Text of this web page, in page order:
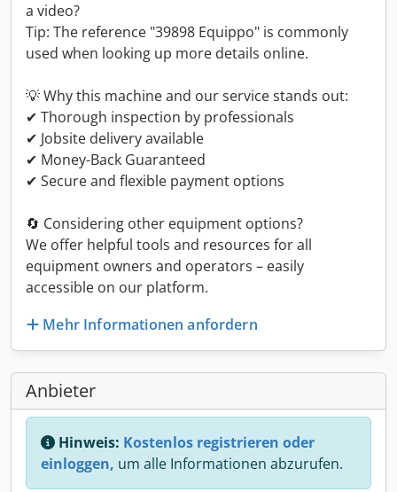
a video?
Tip: The reference "39898 Equippo" is commonly
used when looking up more details online.
💡 Why this machine and our service stands out:
✔ Thorough inspection by professionals
✔ Jobsite delivery available
✔ Money-Back Guaranteed
✔ Secure and flexible payment options
🔄 Considering other equipment options?
We offer helpful tools and resources for all
equipment owners and operators – easily
accessible on our platform.
Mehr Informationen anfordern
Anbieter
Hinweis: Kostenlos registrieren oder
einloggen, um alle Informationen abzurufen.